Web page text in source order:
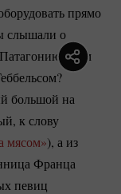
прямо
слышали о
Патагонию? Кем
большой на
к слову
мясом»), а из
Франца
певиц